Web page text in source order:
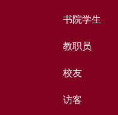
书院学生
教职员
校友
访客